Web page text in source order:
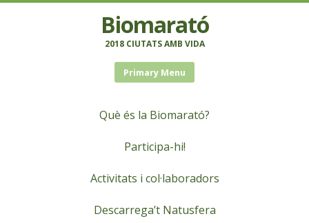
Biomarató
2018 CIUTATS AMB VIDA
Primary Menu
Què és la Biomarató?
Participa-hi!
Activitats i col·laboradors
Descarrega’t Natusfera